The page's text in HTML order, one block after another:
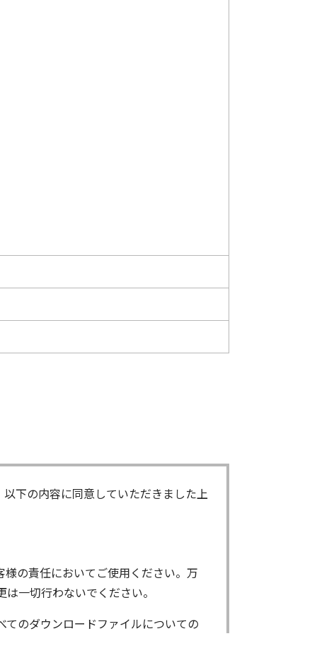
下の内容に同意していただきました上
の責任においてご使用ください。万
一切行わないでください。
のダウンロードファイルについての